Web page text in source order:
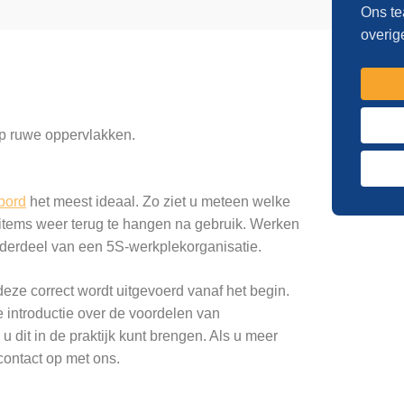
ruwe oppervlakken.
het meest ideaal. Zo ziet u meteen welke
weer terug te hangen na gebruik. Werken
van een 5S-werkplekorganisatie.
correct wordt uitgevoerd vanaf het begin.
over de voordelen van
dit in de praktijk kunt brengen. Als u meer
op met ons.
Ons